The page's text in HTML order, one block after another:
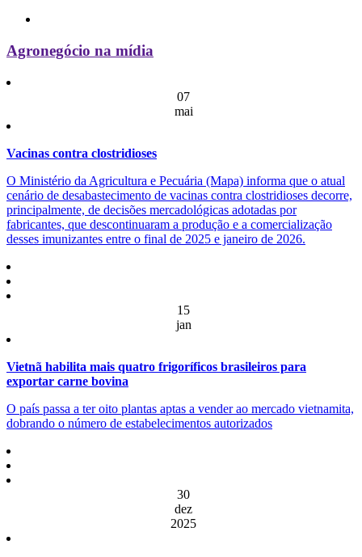
Agronegócio na mídia
07
mai
Vacinas contra clostridioses
O Ministério da Agricultura e Pecuária (Mapa) informa que o atual
cenário de desabastecimento de vacinas contra clostridioses decorre,
principalmente, de decisões mercadológicas adotadas por
fabricantes, que descontinuaram a produção e a comercialização
desses imunizantes entre o final de 2025 e janeiro de 2026.
15
jan
Vietnã habilita mais quatro frigoríficos brasileiros para
exportar carne bovina
O país passa a ter oito plantas aptas a vender ao mercado vietnamita,
dobrando o número de estabelecimentos autorizados
30
dez
2025